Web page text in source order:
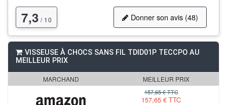
7,3 / 10 Donner son avis (48)
VISSEUSE À CHOCS SANS FIL TDID01P TECCPO AU
MEILLEUR PRIX
MARCHAND MEILLEUR PRIX
157,65 € TTC
157,65 € TTC